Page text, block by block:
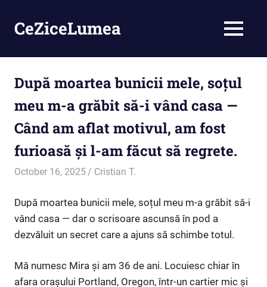
content
CeZiceLumea MENU
După moartea bunicii mele, soțul
meu m-a grăbit să-i vând casa —
Când am aflat motivul, am fost
furioasă și l-am făcut să regrete.
October 16, 2025 Cristian T.
După moartea bunicii mele, soțul meu m-a grăbit să-i
vând casa — dar o scrisoare ascunsă în pod a
dezvăluit un secret care a ajuns să schimbe totul.
Mă numesc Mira și am 36 de ani. Locuiesc chiar în
afara orașului Portland, Oregon, într-un cartier mic și